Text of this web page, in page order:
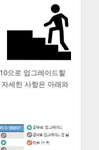
으로 업그레이드할
세한 사항은 아래와